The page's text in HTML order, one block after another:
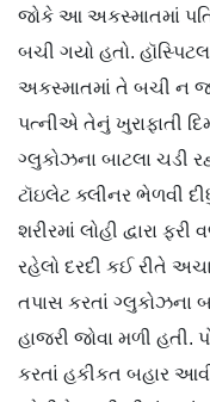
જોકે આ અકસ્માતમાં
બચી ગયો હતો.
અકસ્માતમાં તે બચી ન
પત્નીએ તેનું ખુરાફાતી
ગ્લુકોઝના બાટલા ચડી
ટૉઇલેટ ક્લીનર ભેળવી
શરીરમાં લોહી દ્વારા
રહેલો દરદી કઈ રીતે
તપાસ કરતાં ગ્લુકોઝના
હાજરી જોવા મળી
કરતાં હકીકત બહાર